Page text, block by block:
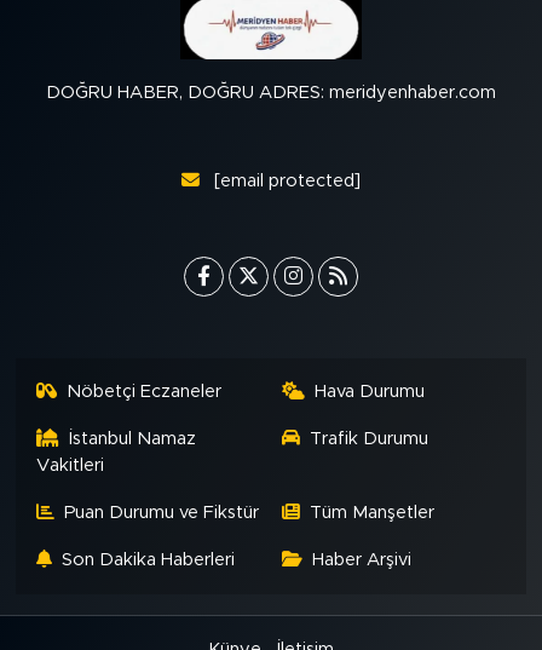
DOĞRU HABER, DOĞRU ADRES: meridyenhaber.com
[email protected]
Nöbetçi Eczaneler Hava Durumu
İstanbul Namaz
Vakitleri
Trafik Durumu
Puan Durumu ve Fikstür Tüm Manşetler
Son Dakika Haberleri Haber Arşivi